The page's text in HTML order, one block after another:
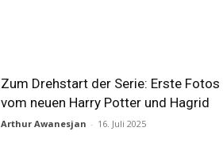
Zum Drehstart der Serie: Erste Fotos
vom neuen Harry Potter und Hagrid
Arthur Awanesjan - 16. Juli 2025